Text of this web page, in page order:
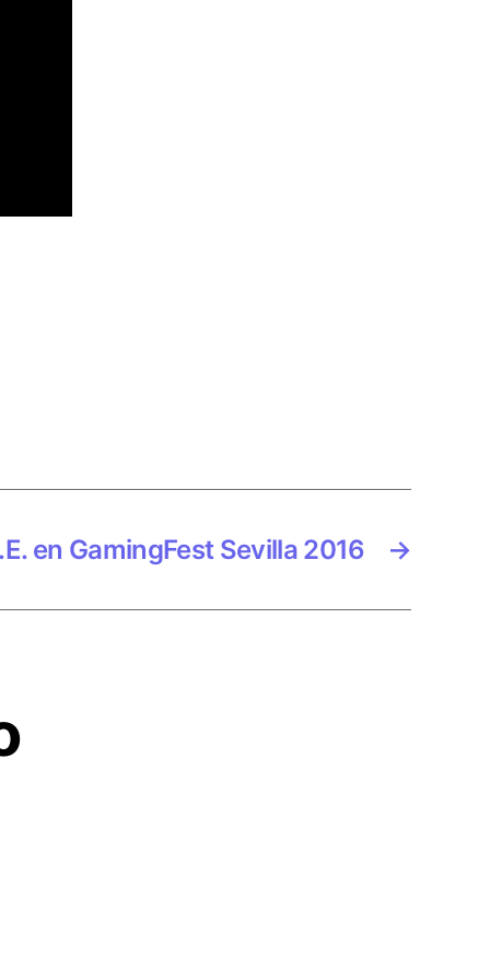
→
en GamingFest Sevilla 2016